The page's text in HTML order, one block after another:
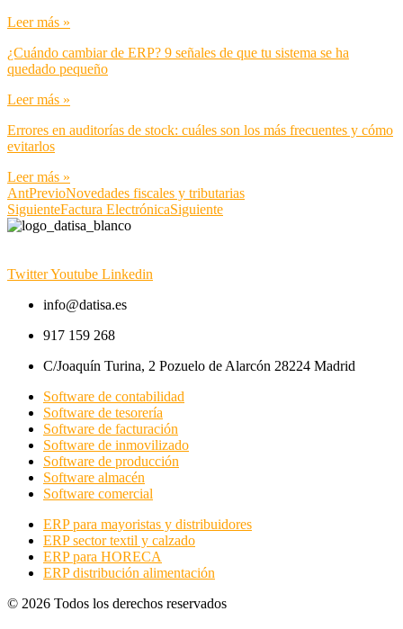
Leer más »
¿Cuándo cambiar de ERP? 9 señales de que tu sistema se ha
quedado pequeño
Leer más »
Errores en auditorías de stock: cuáles son los más frecuentes y cómo
evitarlos
Leer más »
AntPrevioNovedades fiscales y tributarias
SiguienteFactura ElectrónicaSiguiente
TwitterYoutube Linkedin
info@datisa.es
917 159 268
C/Joaquín Turina, 2 Pozuelo de Alarcón 28224 Madrid
Software de contabilidad
Software de tesorería
Software de facturación
Software de inmovilizado
Software de producción
Software almacén
Software comercial
ERP para mayoristas y distribuidores
ERP sector textil y calzado
ERP para HORECA
ERP distribución alimentación
© 2026 Todos los derechos reservados